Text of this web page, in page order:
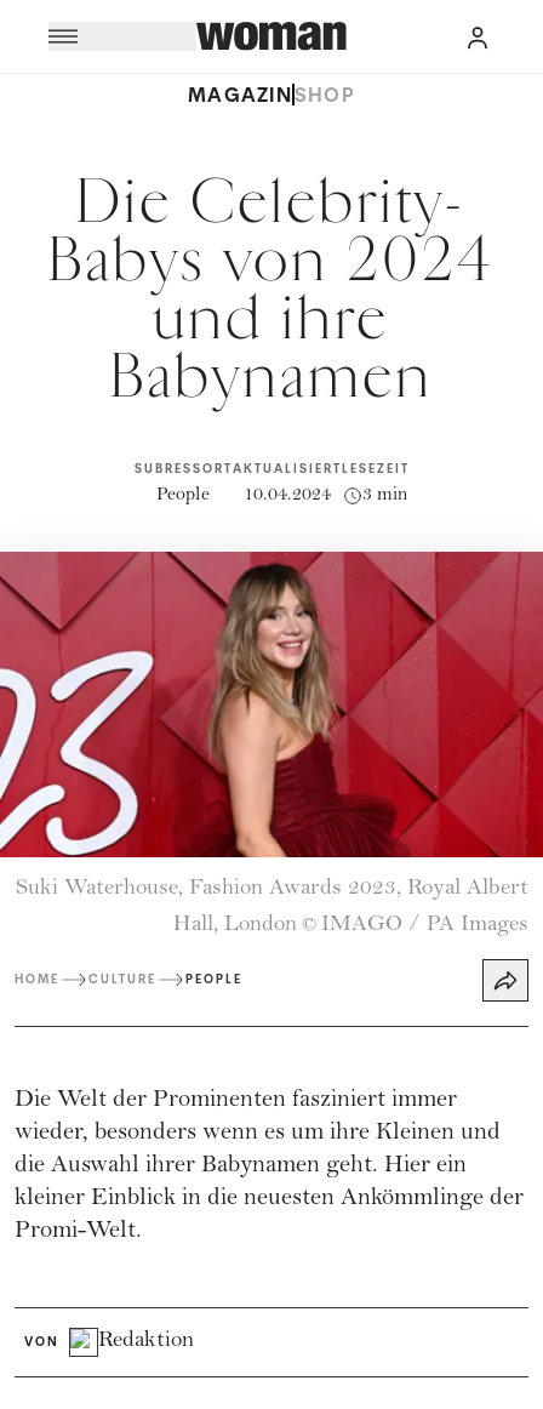
MAGAZINSHOP
Die Celebrity-
Babys von 2024
und ihre
Babynamen
SUBRESSORT
People
AKTUALISIERT
10.04.2024
LESEZEIT
3 min
Suki Waterhouse, Fashion Awards 2023, Royal Albert
Hall, London © IMAGO / PA Images
HOME CULTURE PEOPLE
Die Welt der Prominenten fasziniert immer
wieder, besonders wenn es um ihre Kleinen und
die Auswahl ihrer Babynamen geht. Hier ein
kleiner Einblick in die neuesten Ankömmlinge der
Promi-Welt.
VON Redaktion